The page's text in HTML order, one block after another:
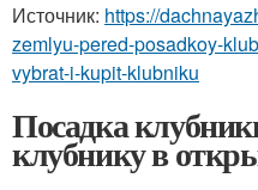
Источник: https://
zemlyu-pered-posadkoy-
vybrat-i-kupit-klubniku
Посадка
клубнику в